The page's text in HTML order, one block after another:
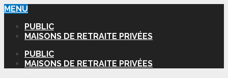
MENU
PUBLIC
MAISONS DE RETRAITE PRIVÉES
PUBLIC
MAISONS DE RETRAITE PRIVÉES